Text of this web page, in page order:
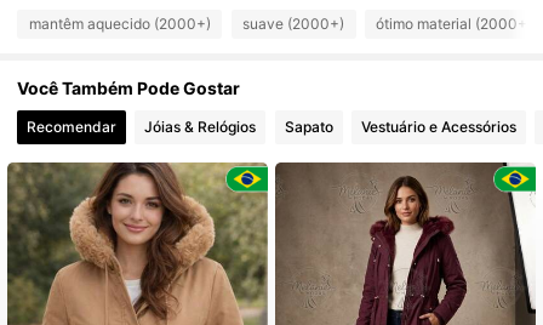
4,73
4,73 6K Seguidores
4,73 6K Seguidores
4,73 6K Seguidores
4,73 6K Seguidores
mantêm aquecido (2000+) suave (2000+) ótimo material (2000+)
Você Também Pode Gostar
Recomendar Jóias & Relógios Sapato Vestuário e Acessórios